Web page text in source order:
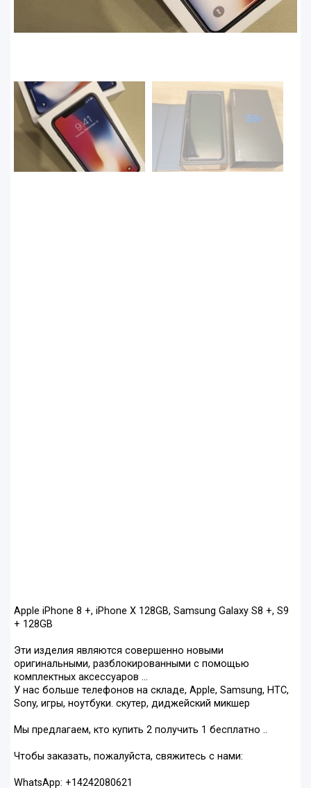
Apple iPhone 8 +, iPhone X 128GB, Samsung Galaxy S8 +, S9
+ 128GB
Эти изделия являются совершенно новыми
оригинальными, разблокированными с помощью
комплектных аксессуаров ...
У нас больше телефонов на складе, Apple, Samsung, HTC,
Sony, игры, ноутбуки. скутер, диджейский микшер
Мы предлагаем, кто купить 2 получить 1 бесплатно ..
Чтобы заказать, пожалуйста, свяжитесь с нами:
WhatsApp: +14242080621